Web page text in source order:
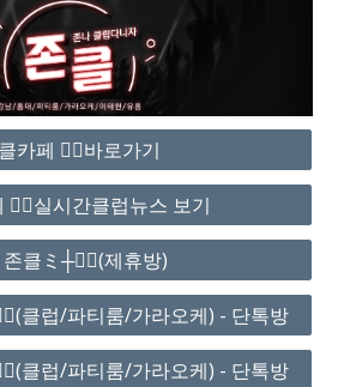
카페 ❤️‍🔥바로가기
❤️‍🔥실시간클럽뉴스 보기
클ミ┼❤️‍🔥(제휴방)
클럽/파티룸/가라오케) - 단톡방
클럽/파티룸/가라오케) - 단톡방